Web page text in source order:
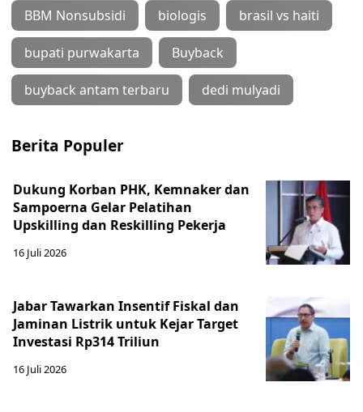
BBM Nonsubsidi biologis brasil vs haiti
bupati purwakarta Buyback
buyback antam terbaru dedi mulyadi
Berita Populer
Dukung Korban PHK, Kemnaker dan
Sampoerna Gelar Pelatihan
Upskilling dan Reskilling Pekerja
16 Juli 2026
Jabar Tawarkan Insentif Fiskal dan
Jaminan Listrik untuk Kejar Target
Investasi Rp314 Triliun
16 Juli 2026